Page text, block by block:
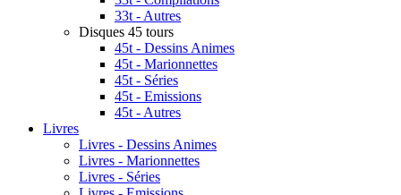
33t - Autres
Disques 45 tours
45t - Dessins Animes
45t - Marionnettes
45t - Séries
45t - Emissions
45t - Autres
Livres
Livres - Dessins Animes
Livres - Marionnettes
Livres - Séries